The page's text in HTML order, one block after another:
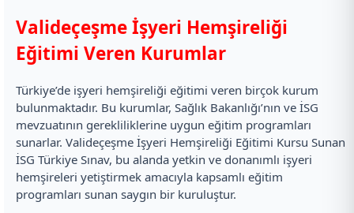
Valideçeşme İşyeri Hemşireliği
Eğitimi Veren Kurumlar
Türkiye’de işyeri hemşireliği eğitimi veren birçok kurum
bulunmaktadır. Bu kurumlar, Sağlık Bakanlığı’nın ve İSG
mevzuatının gerekliliklerine uygun eğitim programları
sunarlar. Valideçeşme İşyeri Hemşireliği Eğitimi Kursu Sunan
İSG Türkiye Sınav, bu alanda yetkin ve donanımlı işyeri
hemşireleri yetiştirmek amacıyla kapsamlı eğitim
programları sunan saygın bir kuruluştur.